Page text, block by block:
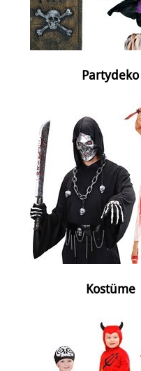
Partydeko
Kostüme